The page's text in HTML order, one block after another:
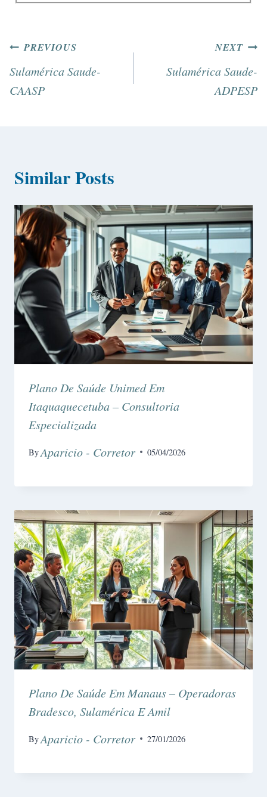
PREVIOUS
Sulamérica Saude-
CAASP
NEXT
Sulamérica Saude-
ADPESP
Similar Posts
Plano De Saúde Unimed Em
Itaquaquecetuba – Consultoria
Especializada
ByAparicio - Corretor 05/04/2026
Plano De Saúde Em Manaus – Operadoras
Bradesco, Sulamérica E Amil
ByAparicio - Corretor 27/01/2026